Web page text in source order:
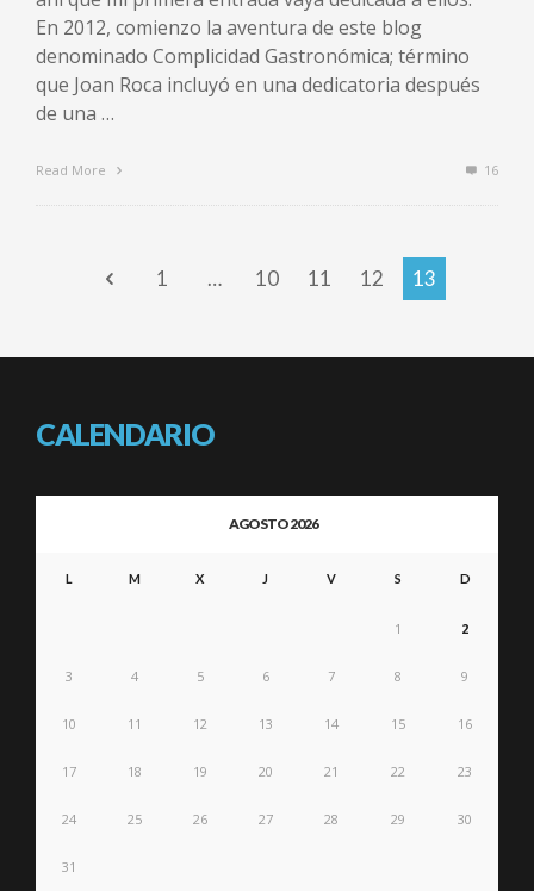
En 2012, comienzo la aventura de este blog
denominado Complicidad Gastronómica; término
que Joan Roca incluyó en una dedicatoria después
de una …
Read More 16
1 … 10 11 12 13
CALENDARIO
AGOSTO 2026
L M X J V S D
1 2
3 4 5 6 7 8 9
10 11 12 13 14 15 16
17 18 19 20 21 22 23
24 25 26 27 28 29 30
31